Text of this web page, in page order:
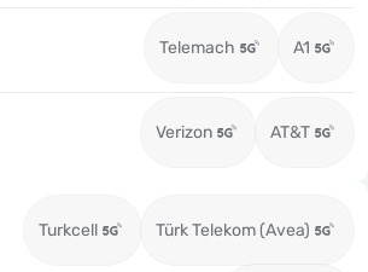
Telemach A1
Verizon AT&T
Turkcell Türk Telekom (Avea)